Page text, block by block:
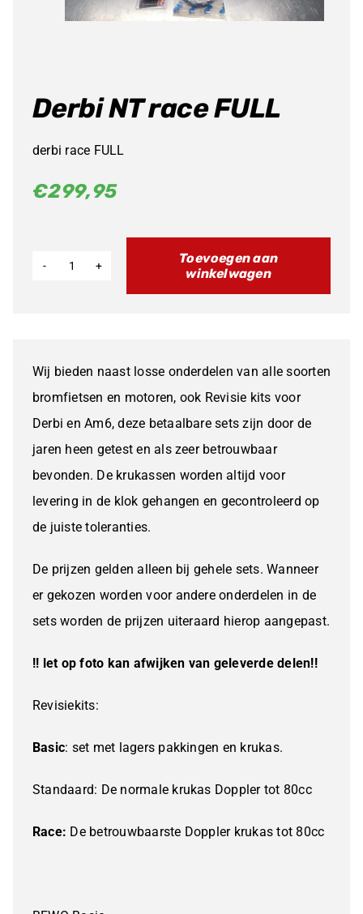
Derbi NT race FULL
derbi race FULL
€299,95
aantal
Toevoegen aan
winkelwagen
Wij bieden naast losse onderdelen van alle soorten
bromfietsen en motoren, ook Revisie kits voor
Derbi en Am6, deze betaalbare sets zijn door de
jaren heen getest en als zeer betrouwbaar
bevonden. De krukassen worden altijd voor
levering in de klok gehangen en gecontroleerd op
de juiste toleranties.
De prijzen gelden alleen bij gehele sets. Wanneer
er gekozen worden voor andere onderdelen in de
sets worden de prijzen uiteraard hierop aangepast.
!! let op foto kan afwijken van geleverde delen!!
Revisiekits:
Basic: set met lagers pakkingen en krukas.
Standaard: De normale krukas Doppler tot 80cc
Race: De betrouwbaarste Doppler krukas tot 80cc